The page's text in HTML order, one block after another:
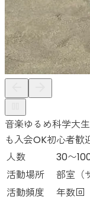
音楽ゆるめ科学大
も入会OK初心者歓
人数
30〜
活動場所
部室（
活動頻度
年数回